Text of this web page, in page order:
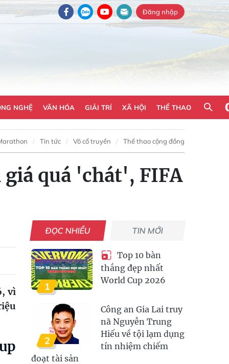
Đăng nhập
NGHỆ VĂN HÓA GIẢI TRÍ XÃ HỘI THỂ THAO
Tin tức Võ cổ truyền Thể thao cộng đồng
quá 'chát', FIFA
vì
ĐỌC NHIỀU TIN MỚI
1
Top 10 bàn
thắng đẹp nhất
World Cup 2026
2
Công an Gia Lai truy
nã Nguyễn Trung
Hiếu về tội lạm dụng
tín nhiệm chiếm
đoạt tài sản